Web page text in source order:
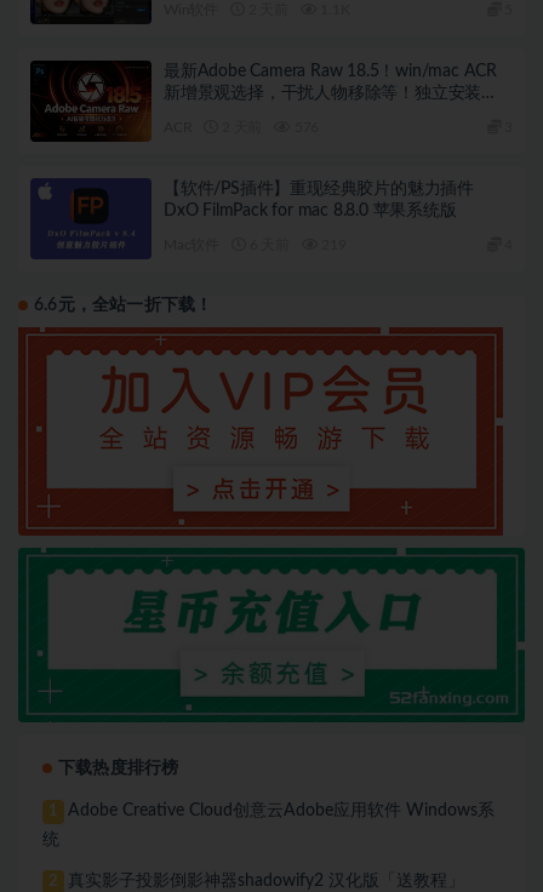
最新Adobe Camera Raw 18.5！win/mac ACR
新增景观选择，干扰人物移除等！独立安装
【软件/PS插件】重现经典胶片的魅力插件
DxO FilmPack for mac 8.8.0 苹果系统版
6.6元，全站一折下载！
下载热度排行榜
1
Adobe Creative Cloud创意云Adobe应用软件 Windows系
统
2 真实影子投影倒影神器shadowify2 汉化版「送教程」